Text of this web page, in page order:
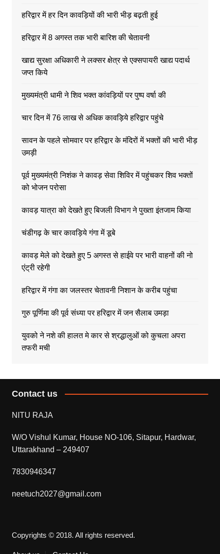
हरिद्वार में हर दिन कावड़ियों की भारी भीड़ बढ़ती हुई
हरिद्वार में 8 अगस्त तक भारी बारिश की चेतावनी
खाद्य सुरक्षा अधिकारी ने लक्सर क्षेत्र से एक्सपायरी खाद्य पदार्थ
जप्त किये
मुख्यमंत्री धामी ने शिव भक्त कांवड़ियों पर पुष्प वर्षा की
चार दिन में 76 लाख से अधिक कावड़िये हरिद्वार पहुंचे
सावन के पहले सोमवार पर हरिद्वार के मंदिरों में भक्तों की भारी भीड़
उमड़ी
पूर्व मुख्यमंत्री निशंक ने कावड़ सेवा शिविर में पहुंचकर शिव भक्तों
को भोजन परोसा
कावड़ यात्रा को देखते हुए बिजली विभाग ने पुख्ता इंतजाम किया
चंडीगढ़ के चार कावड़िये गंगा में डूबे
कावड़ मेले को देखते हुए 5 अगस्त से हाईवे पर भारी वाहनों की नो
एंट्री रहेगी
हरिद्वार में गंगा का जलस्तर चेतावनी निशान के करीब पहुंचा
गुरु पूर्णिमा की पूर्व संध्या पर हरिद्वार में जन सैलाब उमड़ा
युवको ने नशे की हालत मे कार से श्रद्धालुओं को कुचला अपरा
तफरी मची
Contact us
NITU RAJA
W/O Vishul Kumar, House NO-106, Sitapur, Hardwar,
Uttarakhand – 249407
7830946347
neetuch2027@gmail.com
Copyrights © 2018. All rights reserved.